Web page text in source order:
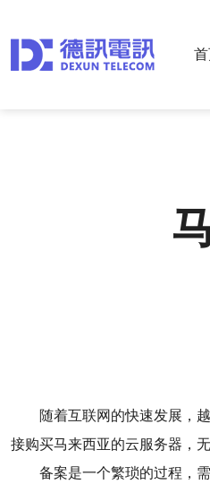
随着互联网的快速发展，
接购买马来西亚的云服务器，
备案是一个繁琐的过程，